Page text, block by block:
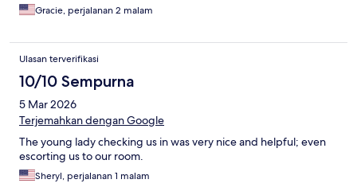
Gracie, perjalanan 2 malam
Ulasan terverifikasi
10/10 Sempurna
5 Mar 2026
Terjemahkan dengan Google
The young lady checking us in was very nice and helpful; even
escorting us to our room.
Sheryl, perjalanan 1 malam